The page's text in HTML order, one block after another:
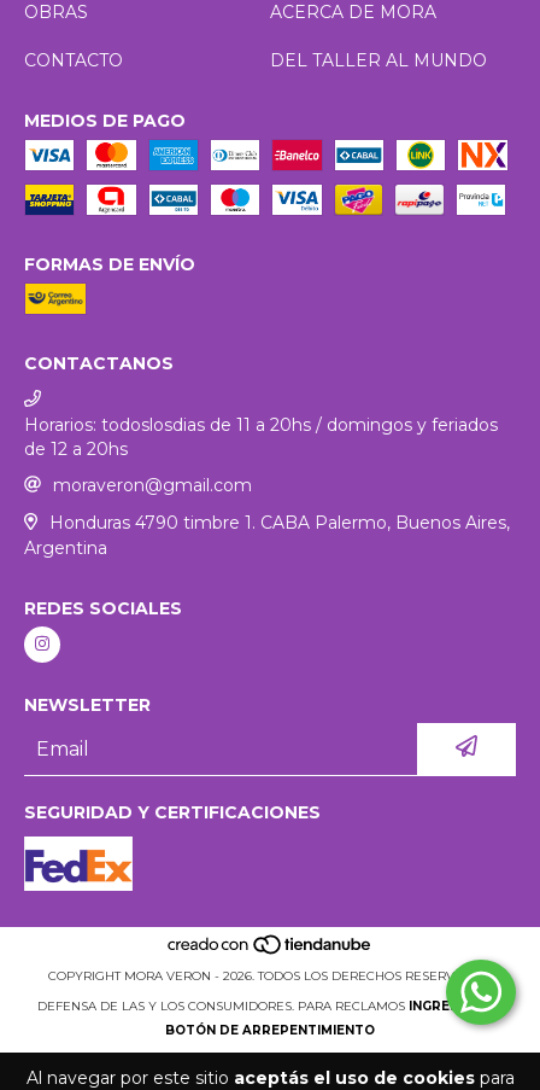
Al navegar por este sitio aceptás el uso de cookiespara
OBRAS ACERCA DE MORA
CONTACTO DEL TALLER AL MUNDO
MEDIOS DE PAGO
FORMAS DE ENVÍO
CONTACTANOS
Horarios: todoslosdias de 11 a 20hs / domingos y feriados
de 12 a 20hs
moraveron@gmail.com
Honduras 4790 timbre 1. CABA Palermo, Buenos Aires,
Argentina
REDES SOCIALES
NEWSLETTER
SEGURIDAD Y CERTIFICACIONES
COPYRIGHT MORA VERON - 2026. TODOS LOS DERECHOS RESERVADOS.
DEFENSA DE LAS Y LOS CONSUMIDORES. PARA RECLAMOS
INGRESÁ ACÁ.
BOTÓN DE ARREPENTIMIENTO